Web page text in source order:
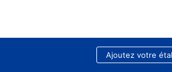
Ajoutez votre